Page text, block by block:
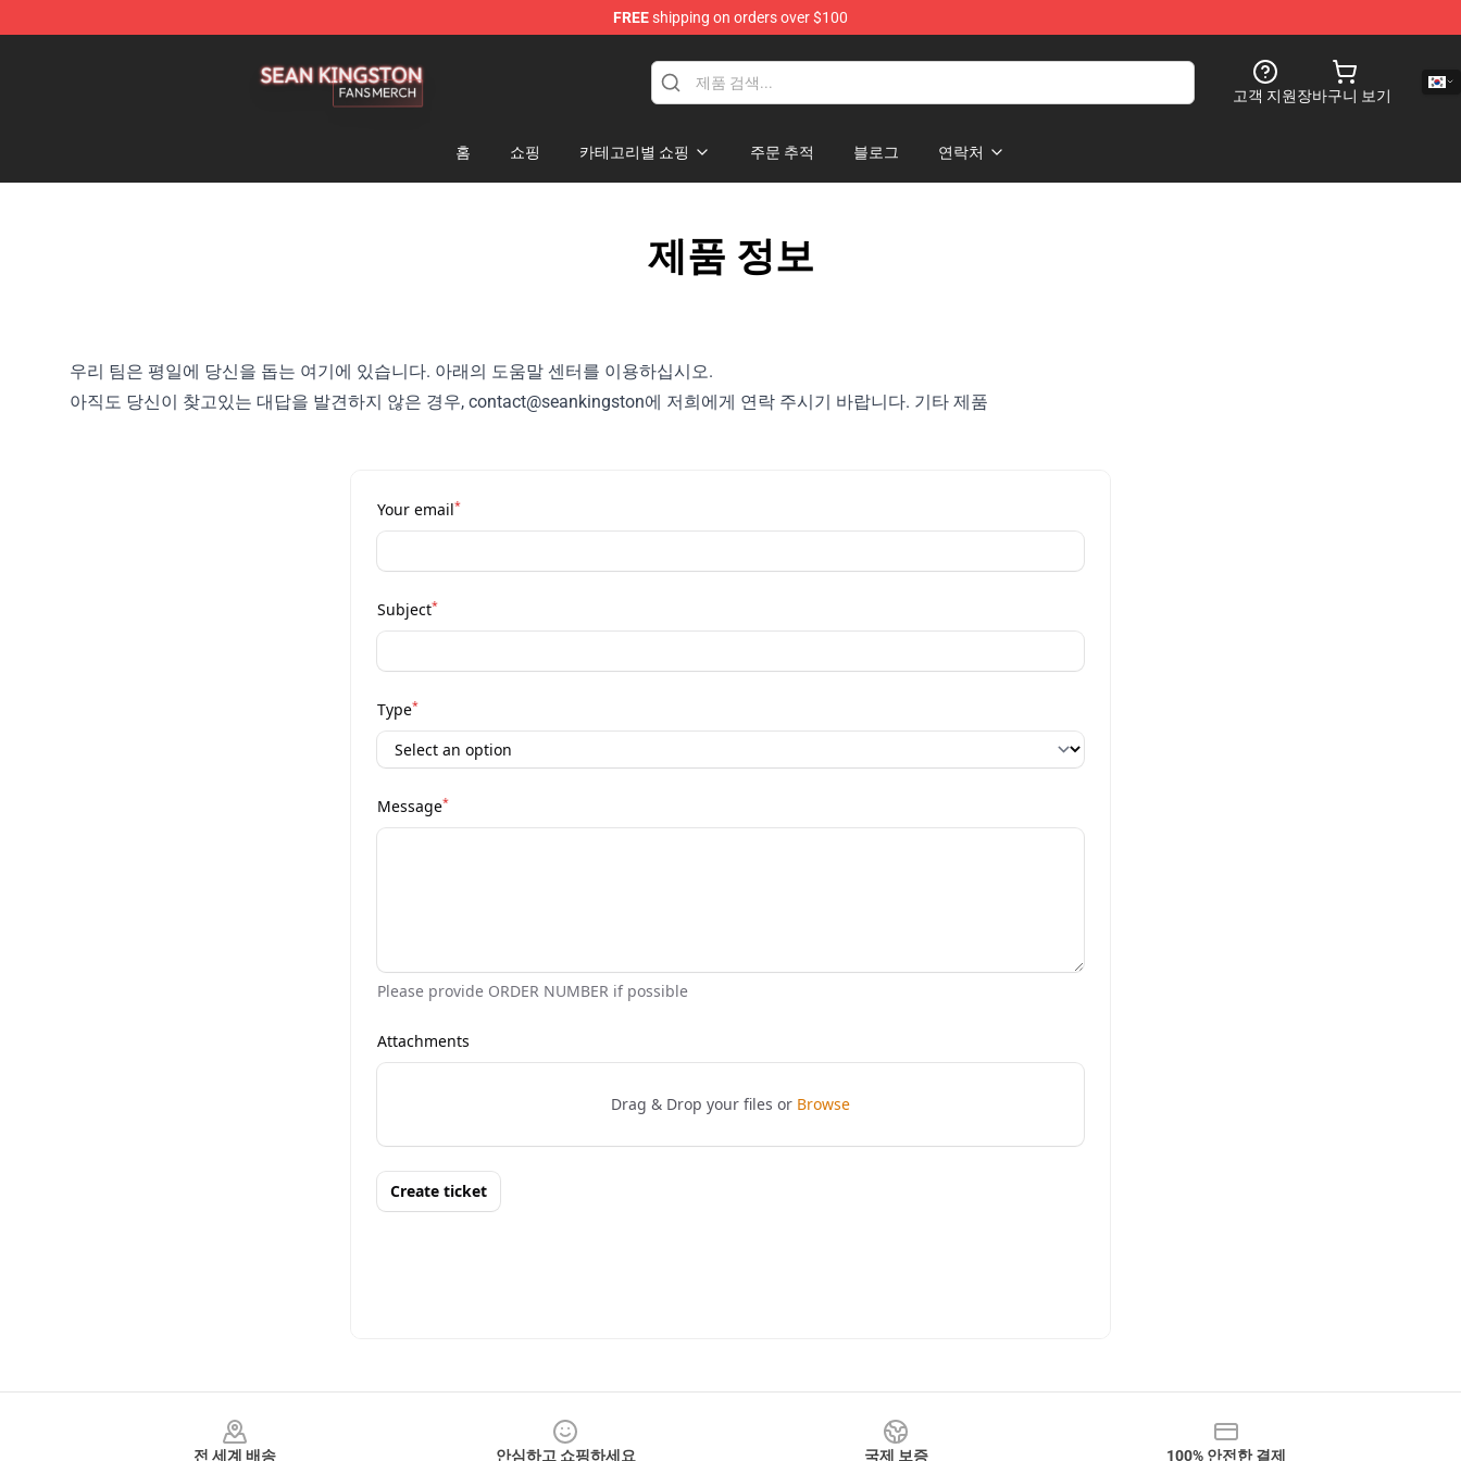
FREEshipping on orders over $100
고객 지원장바구니 보기
홈 쇼핑 카테고리별 쇼핑 주문 추적 블로그 연락처
제품 정보
우리 팀은 평일에 당신을 돕는 여기에 있습니다. 아래의 도움말 센터를 이용하십시오.
아직도 당신이 찾고있는 대답을 발견하지 않은 경우, contact@seankingston에 저희에게 연락 주시기 바랍니다. 기타 제품
전 세계 배송 안심하고 쇼핑하세요 국제 보증 100% 안전한 결제